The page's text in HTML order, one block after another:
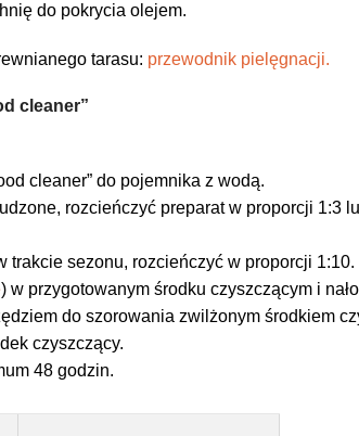
do pokrycia olejem.
tarasu: przewodnik pielęgnacji.
cleaner”
cleaner” do pojemnika z wodą.
rozcieńczyć preparat w proporcji 1:3
trakcie sezonu, rozcieńczyć w proporcji 1:10.
) w przygotowanym środku czyszczącym i
do szorowania zwilżonym środkiem
czyszczący.
48 godzin.